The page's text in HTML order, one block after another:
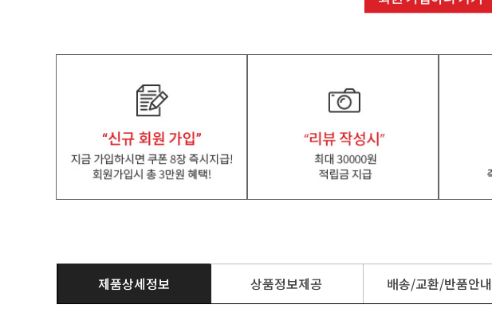
제품상세정보 상품정보제공 배송/교환/반품안내